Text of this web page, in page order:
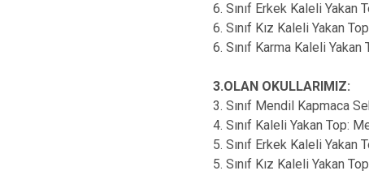
6. Sınıf Erkek Kaleli Yakan
6. Sınıf Kız Kaleli Yakan
6. Sınıf Karma Kaleli
3.OLAN OKULLARIMIZ:
3. Sınıf Mendil Kapmaca
4. Sınıf Kaleli Yakan Top:
5. Sınıf Erkek Kaleli Yakan
5. Sınıf Kız Kaleli Yakan